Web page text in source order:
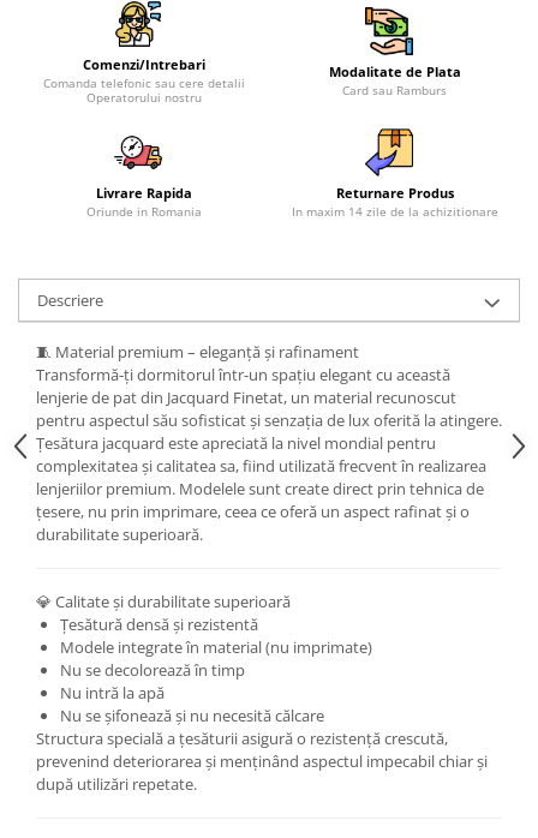
Comenzi/Intrebari
Comanda telefonic sau cere detalii
Operatorului nostru
Modalitate de Plata
Card sau Ramburs
Livrare Rapida
Oriunde in Romania
Returnare Produs
In maxim 14 zile de la achizitionare
Descriere
🧵 Material premium – eleganță și rafinament
Transformă-ți dormitorul într-un spațiu elegant cu această
lenjerie de pat din Jacquard Finetat, un material recunoscut
pentru aspectul său sofisticat și senzația de lux oferită la atingere.
Țesătura jacquard este apreciată la nivel mondial pentru
complexitatea și calitatea sa, fiind utilizată frecvent în realizarea
lenjeriilor premium. Modelele sunt create direct prin tehnica de
țesere, nu prin imprimare, ceea ce oferă un aspect rafinat și o
durabilitate superioară.
💎 Calitate și durabilitate superioară
Țesătură densă și rezistentă
Modele integrate în material (nu imprimate)
Nu se decolorează în timp
Nu intră la apă
Nu se șifonează și nu necesită călcare
Structura specială a țesăturii asigură o rezistență crescută,
prevenind deteriorarea și menținând aspectul impecabil chiar și
după utilizări repetate.